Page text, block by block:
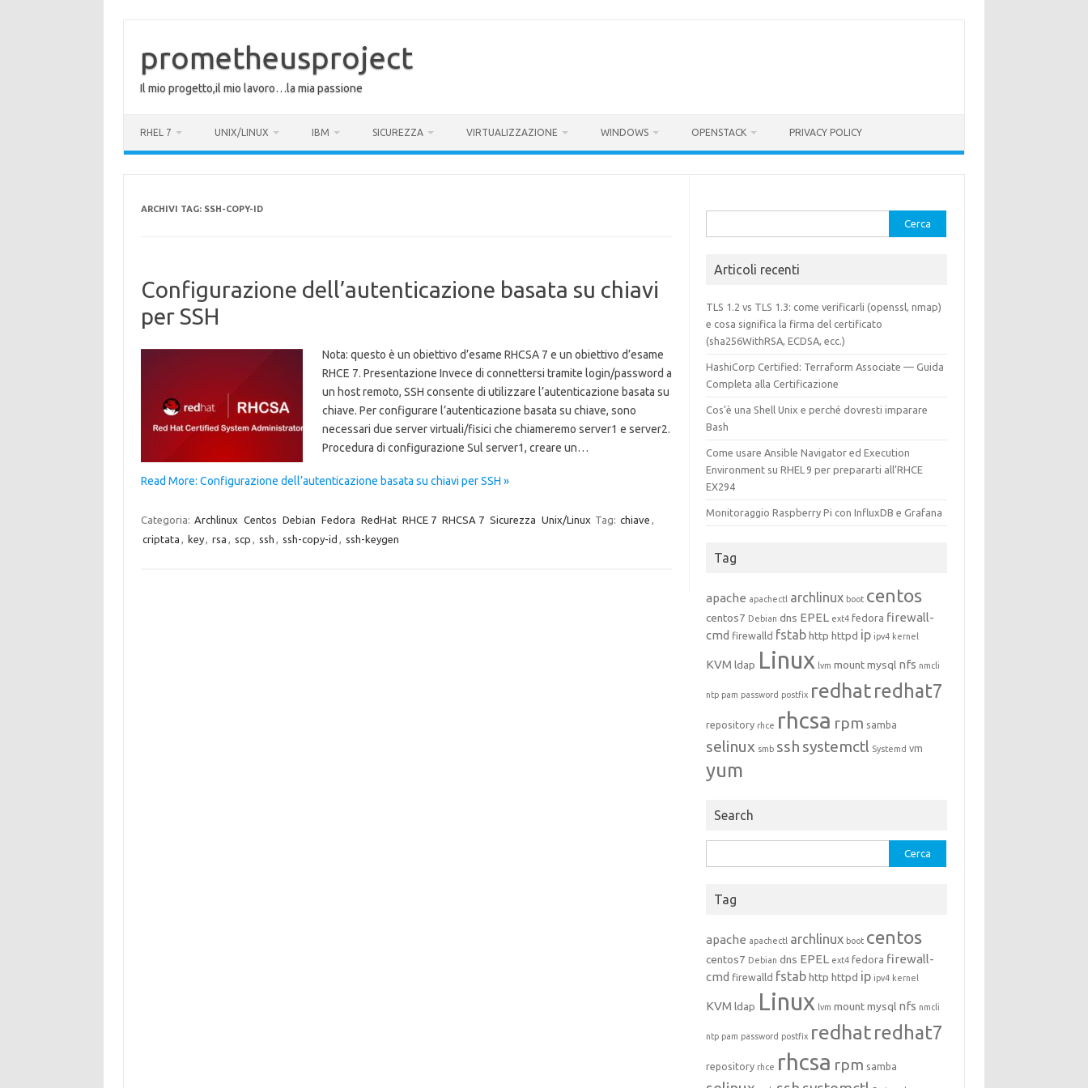
prometheusproject
Il mio progetto,il mio lavoro…la mia passione
RHEL 7 UNIX/LINUX IBM SICUREZZA VIRTUALIZZAZIONE WINDOWS OPENSTACK PRIVACY POLICY
ARCHIVI TAG: SSH-COPY-ID
Configurazione dell’autenticazione basata su chiavi
per SSH
Nota: questo è un obiettivo d’esame RHCSA 7 e un obiettivo d’esame
RHCE 7. Presentazione Invece di connettersi tramite login/password a
un host remoto, SSH consente di utilizzare l’autenticazione basata su
chiave. Per configurare l’autenticazione basata su chiave, sono
necessari due server virtuali/fisici che chiameremo server1 e server2.
Procedura di configurazione Sul server1, creare un…
Read More: Configurazione dell’autenticazione basata su chiavi per SSH »
Categoria: Archlinux Centos Debian Fedora RedHat RHCE 7 RHCSA 7 Sicurezza Unix/Linux Tag: chiave ,
criptata , key, rsa , scp , ssh , ssh-copy-id , ssh-keygen
per:
Articoli recenti
TLS 1.2 vs TLS 1.3: come verificarli (openssl, nmap)
e cosa significa la firma del certificato
(sha256WithRSA, ECDSA, ecc.)
HashiCorp Certified: Terraform Associate — Guida
Completa alla Certificazione
Cos’è una Shell Unix e perché dovresti imparare
Bash
Come usare Ansible Navigator ed Execution
Environment su RHEL 9 per prepararti all’RHCE
EX294
Monitoraggio Raspberry Pi con InfluxDB e Grafana
Tag
apache apachectl archlinux boot centos
centos7 Debian dns EPEL ext4 fedora firewall-
cmd firewalld fstab http httpd ip ipv4 kernel
KVM ldap Linux lvm mount mysql nfs nmcli
ntp pam password postfix redhatredhat7
repository rhce rhcsa rpm samba
selinux smb ssh systemctl Systemd vm
yum
Search
per:
Tag
apache apachectl archlinux boot centos
centos7 Debian dns EPEL ext4 fedora firewall-
cmd firewalld fstab http httpd ip ipv4 kernel
KVM ldap Linux lvm mount mysql nfs nmcli
ntp pam password postfix redhatredhat7
repository rhce rhcsa rpm samba